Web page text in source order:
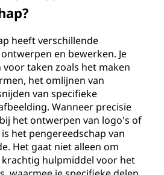
heeft verschillende
en bewerken. Je
taken zoals het maken
het omlijnen van
van specifieke
Wanneer precisie
het ontwerpen van logo's of
het pengereedschap van
Het gaat niet alleen om
krachtig hulpmiddel voor het